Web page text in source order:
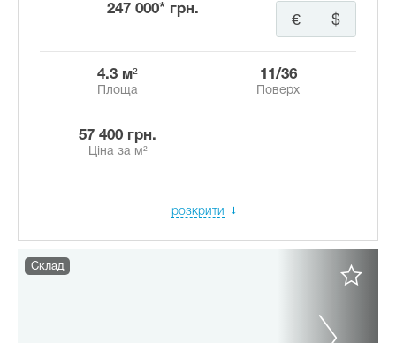
247 000* грн.
$
€
4.3 м²
Площа
11/36
Поверх
57 400 грн.
Ціна за м²
розкрити
Склад